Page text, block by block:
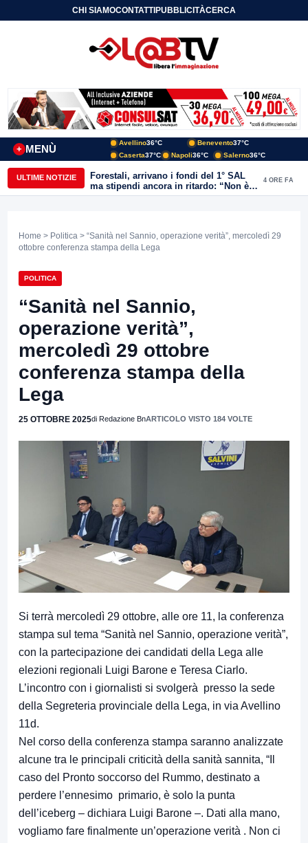
CHI SIAMOCONTATTIPUBBLICITÀCERCA
MENÙ
+
Avellino36°C Benevento37°C
Caserta37°C Napoli36°C Salerno36°C
ULTIME NOTIZIE
Forestali, arrivano i fondi del 1° SAL
ma stipendi ancora in ritardo: “Non è
più sostenibile”
4 ORE FA
Home > Politica > “Sanità nel Sannio, operazione verità”, mercoledì 29
ottobre conferenza stampa della Lega
POLITICA
“Sanità nel Sannio,
operazione verità”,
mercoledì 29 ottobre
conferenza stampa della
Lega
25 OTTOBRE 2025di Redazione BnARTICOLO VISTO 184 VOLTE
Si terrà mercoledì 29 ottobre, alle ore 11, la conferenza
stampa sul tema “Sanità nel Sannio, operazione verità”,
con la partecipazione dei candidati della Lega alle
elezioni regionali Luigi Barone e Teresa Ciarlo.
L’incontro con i giornalisti si svolgerà presso la sede
della Segreteria provinciale della Lega, in via Avellino
11d.
Nel corso della conferenza stampa saranno analizzate
alcune tra le principali criticità della sanità sannita, “Il
caso del Pronto soccorso del Rummo, destinato a
perdere l’ennesimo primario, è solo la punta
dell’iceberg – dichiara Luigi Barone –. Dati alla mano,
vogliamo fare finalmente un’operazione verità . Non ci